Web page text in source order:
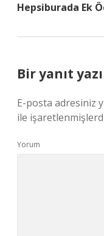
Hepsiburada Ek
Bir yanıt
E-posta adresiniz
ile
Yorum